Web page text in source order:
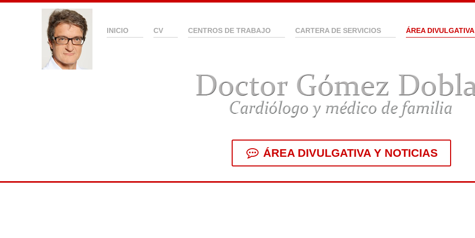
INICIO CV CENTROS DE TRABAJO CARTERA DE SERVICIOS ÁREA DIVULGATIVA
ÁREA DIVULGATIVA Y NOTICIAS